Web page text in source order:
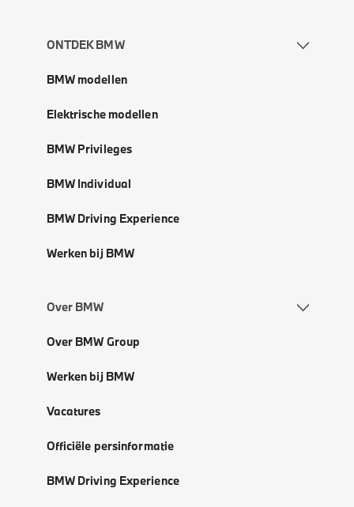
ONTDEK BMW
BMW modellen
Elektrische modellen
BMW Privileges
BMW Individual
BMW Driving Experience
Werken bij BMW
Over BMW
Over BMW Group
Werken bij BMW
Vacatures
Officiële persinformatie
BMW Driving Experience